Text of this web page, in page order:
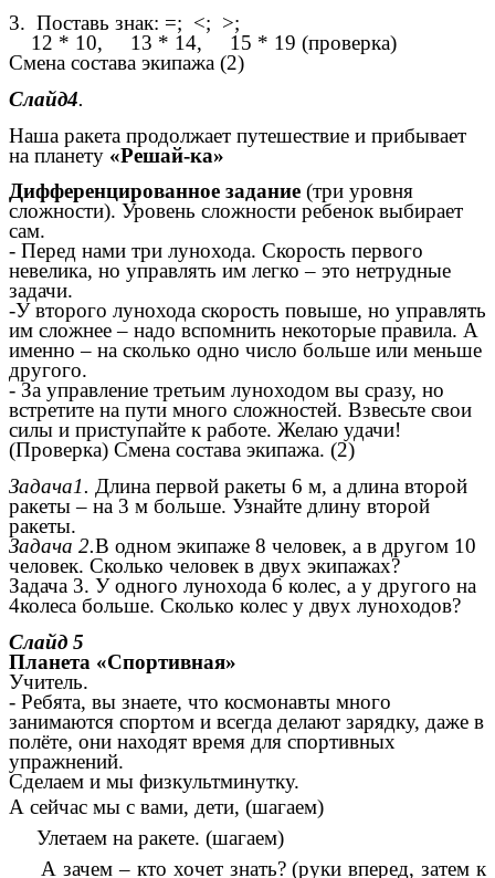
3. Поставь знак: =; <; >;
12 * 10, 13 * 14, 15 * 19 (проверка)
Смена состава экипажа (2)
Слайд4.
Наша ракета продолжает путешествие и прибывает
на планету «Решай-ка»
Дифференцированное задание (три уровня
сложности). Уровень сложности ребенок выбирает
сам.
- Перед нами три лунохода. Скорость первого
невелика, но управлять им легко – это нетрудные
задачи.
-У второго лунохода скорость повыше, но управлять
им сложнее – надо вспомнить некоторые правила. А
именно – на сколько одно число больше или меньше
другого.
- За управление третьим луноходом вы сразу, но
встретите на пути много сложностей. Взвесьте свои
силы и приступайте к работе. Желаю удачи!
(Проверка) Смена состава экипажа. (2)
Задача1. Длина первой ракеты 6 м, а длина второй
ракеты – на 3 м больше. Узнайте длину второй
ракеты.
Задача 2.В одном экипаже 8 человек, а в другом 10
человек. Сколько человек в двух экипажах?
Задача 3. У одного лунохода 6 колес, а у другого на
4колеса больше. Сколько колес у двух луноходов?
Слайд 5
Планета «Спортивная»
Учитель.
- Ребята, вы знаете, что космонавты много
занимаются спортом и всегда делают зарядку, даже в
полёте, они находят время для спортивных
упражнений.
Сделаем и мы физкультминутку.
А сейчас мы с вами, дети, (шагаем)
Улетаем на ракете. (шагаем)
А зачем – кто хочет знать? (руки вперед, затем к